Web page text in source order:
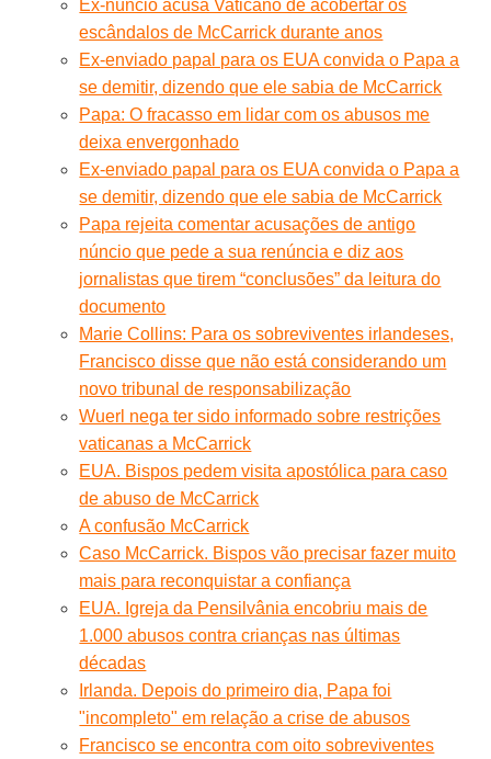
Ex-núncio acusa Vaticano de acobertar os
escândalos de McCarrick durante anos
Ex-enviado papal para os EUA convida o Papa a
se demitir, dizendo que ele sabia de McCarrick
Papa: O fracasso em lidar com os abusos me
deixa envergonhado
Ex-enviado papal para os EUA convida o Papa a
se demitir, dizendo que ele sabia de McCarrick
Papa rejeita comentar acusações de antigo
núncio que pede a sua renúncia e diz aos
jornalistas que tirem “conclusões” da leitura do
documento
Marie Collins: Para os sobreviventes irlandeses,
Francisco disse que não está considerando um
novo tribunal de responsabilização
Wuerl nega ter sido informado sobre restrições
vaticanas a McCarrick
EUA. Bispos pedem visita apostólica para caso
de abuso de McCarrick
A confusão McCarrick
Caso McCarrick. Bispos vão precisar fazer muito
mais para reconquistar a confiança
EUA. Igreja da Pensilvânia encobriu mais de
1.000 abusos contra crianças nas últimas
décadas
Irlanda. Depois do primeiro dia, Papa foi
"incompleto" em relação a crise de abusos
Francisco se encontra com oito sobreviventes